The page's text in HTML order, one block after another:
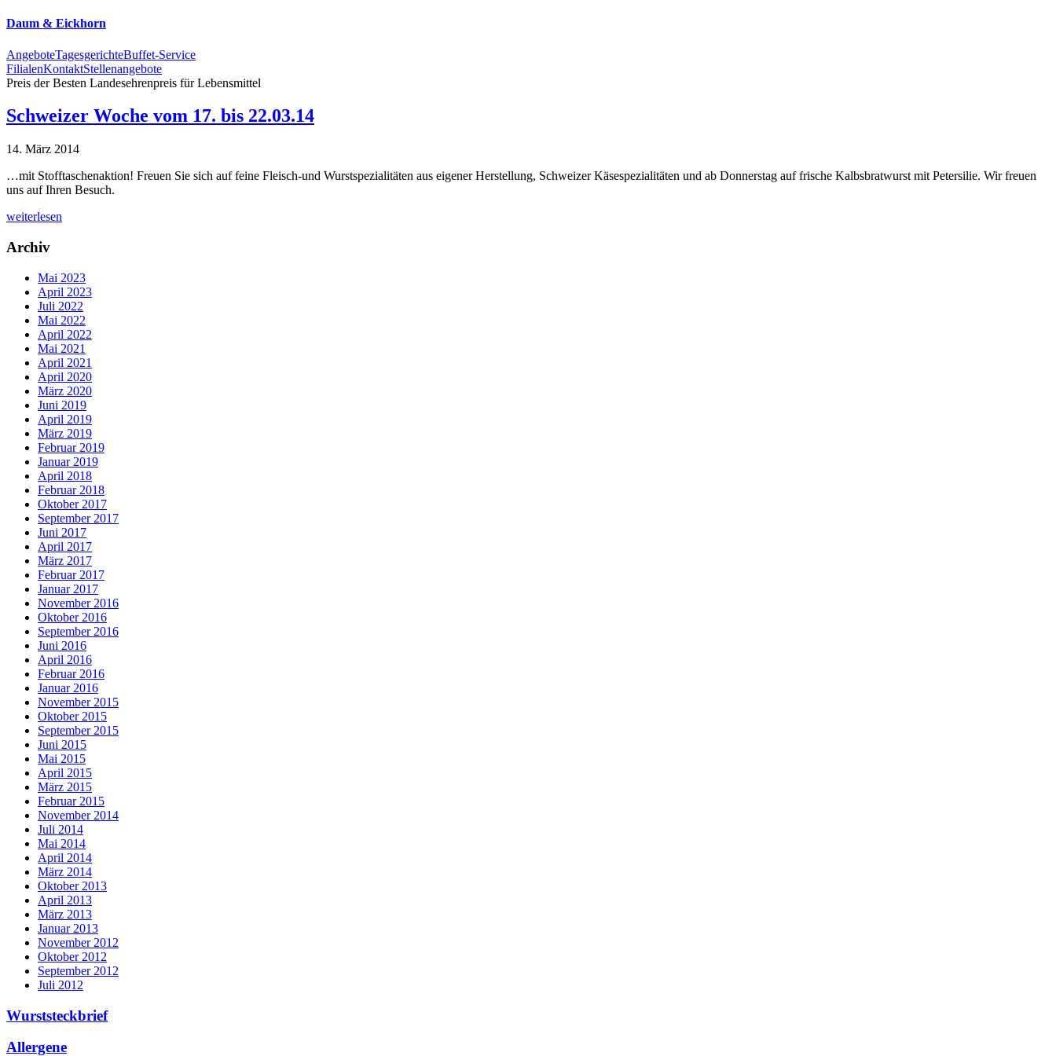
Daum & Eickhorn
AngeboteTagesgerichteBuffet-Service
FilialenKontaktStellenangebote
Preis der Besten Landesehrenpreis für Lebensmittel
Schweizer Woche vom 17. bis 22.03.14
14. März 2014
…mit Stofftaschenaktion! Freuen Sie sich auf feine Fleisch-und Wurstspezialitäten aus eigener Herstellung, Schweizer Käsespezialitäten und ab Donnerstag auf frische Kalbsbratwurst mit Petersilie. Wir freuen
uns auf Ihren Besuch.
weiterlesen
Archiv
Mai 2023
April 2023
Juli 2022
Mai 2022
April 2022
Mai 2021
April 2021
April 2020
März 2020
Juni 2019
April 2019
März 2019
Februar 2019
Januar 2019
April 2018
Februar 2018
Oktober 2017
September 2017
Juni 2017
April 2017
März 2017
Februar 2017
Januar 2017
November 2016
Oktober 2016
September 2016
Juni 2016
April 2016
Februar 2016
Januar 2016
November 2015
Oktober 2015
September 2015
Juni 2015
Mai 2015
April 2015
März 2015
Februar 2015
November 2014
Juli 2014
Mai 2014
April 2014
März 2014
Oktober 2013
April 2013
März 2013
Januar 2013
November 2012
Oktober 2012
September 2012
Juli 2012
Wurststeckbrief
Allergene